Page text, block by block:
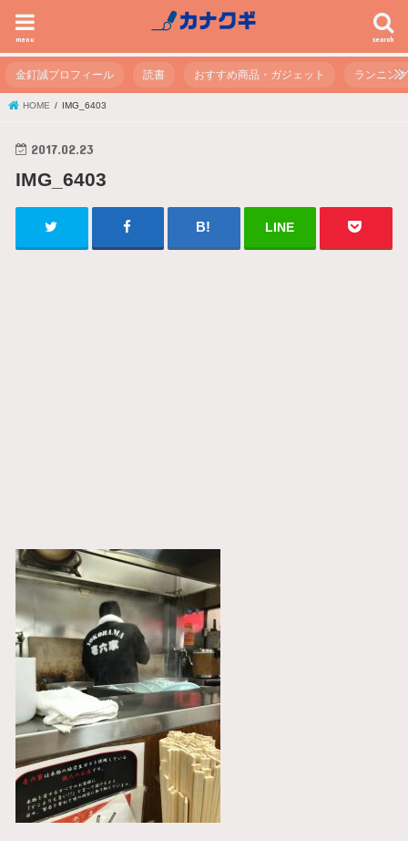
search
menu
金釘誠プロフィール 読書 おすすめ商品・ガジェット ランニング
HOME IMG_6403
2017.02.23
IMG_6403
LINE